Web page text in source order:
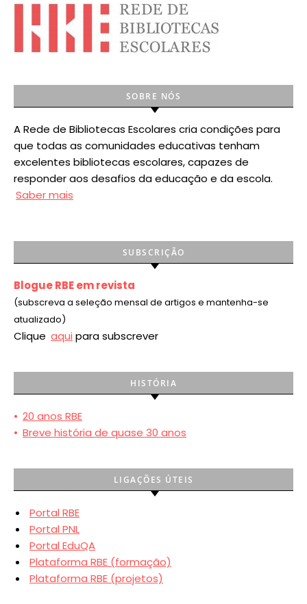
SOBRE NÓS
A Rede de Bibliotecas Escolares cria condições para
que todas as comunidades educativas tenham
excelentes bibliotecas escolares, capazes de
responder aos desafios da educação e da escola.
Saber mais
SUBSCRIÇÃO
Blogue RBE em revista
(subscreva a seleção mensal de artigos e mantenha-se
atualizado)
Clique aqui para subscrever
HISTÓRIA
• 20 anos RBE
• Breve história de quase 30 anos
LIGAÇÕES ÚTEIS
Portal RBE
Portal PNL
Portal EduQA
Plataforma RBE (formação)
Plataforma RBE (projetos)